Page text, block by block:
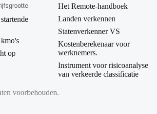
op
Het Remote-handboek
Landen verkennen
Statenverkenner VS
Kostenberekenaar voor
werknemers.
Instrument voor risicoanalyse
van verkeerde classificatie
voorbehouden.